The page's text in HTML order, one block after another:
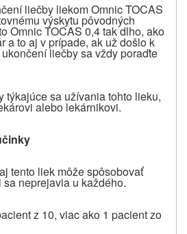
liečby liekom Omnic TOCAS
výskytu pôvodných
Omnic TOCAS 0,4 tak dlho, ako
a to aj v prípade, ak už došlo k
liečby sa vždy poraďte
týkajúce sa užívania tohto lieku,
alebo lekárnikovi.
tento liek môže spôsobovať
neprejavia u každého.
z 10, viac ako 1 pacient zo